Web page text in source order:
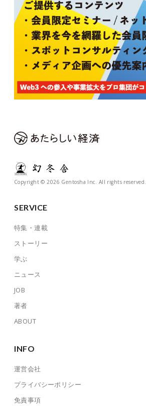
Copyright © 2026 Gentosha Inc. All rights reserved.
SERVICE
特集・連載
ストーリー
学ぶ
ニュース
JOB
著者
ABOUT
INFO
運営会社
プライバシーポリシー
免責事項